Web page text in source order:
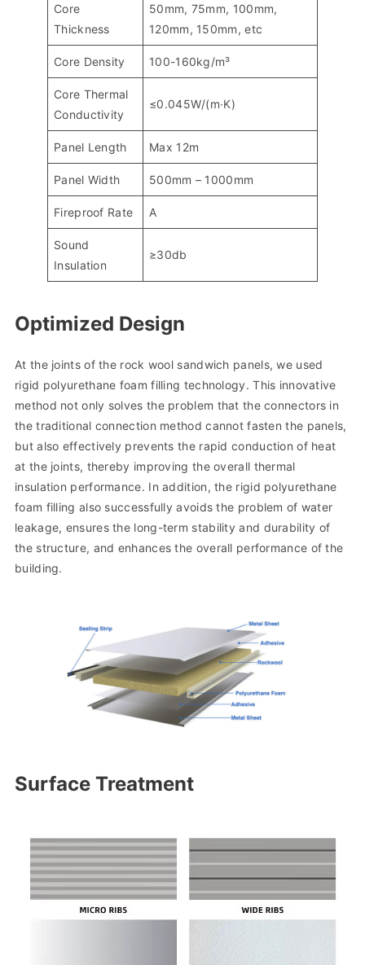
Core
Thickness
50mm, 75mm, 100mm,
120mm, 150mm, etc
Core Density 100-160kg/m³
Core Thermal
Conductivity
≤0.045W/(m∙K)
Panel Length Max 12m
Panel Width 500mm – 1000mm
Fireproof Rate A
Sound
Insulation
≥30db
Optimized Design
At the joints of the rock wool sandwich panels, we used
rigid polyurethane foam filling technology. This innovative
method not only solves the problem that the connectors in
the traditional connection method cannot fasten the panels,
but also effectively prevents the rapid conduction of heat
at the joints, thereby improving the overall thermal
insulation performance. In addition, the rigid polyurethane
foam filling also successfully avoids the problem of water
leakage, ensures the long-term stability and durability of
the structure, and enhances the overall performance of the
building.
Surface Treatment